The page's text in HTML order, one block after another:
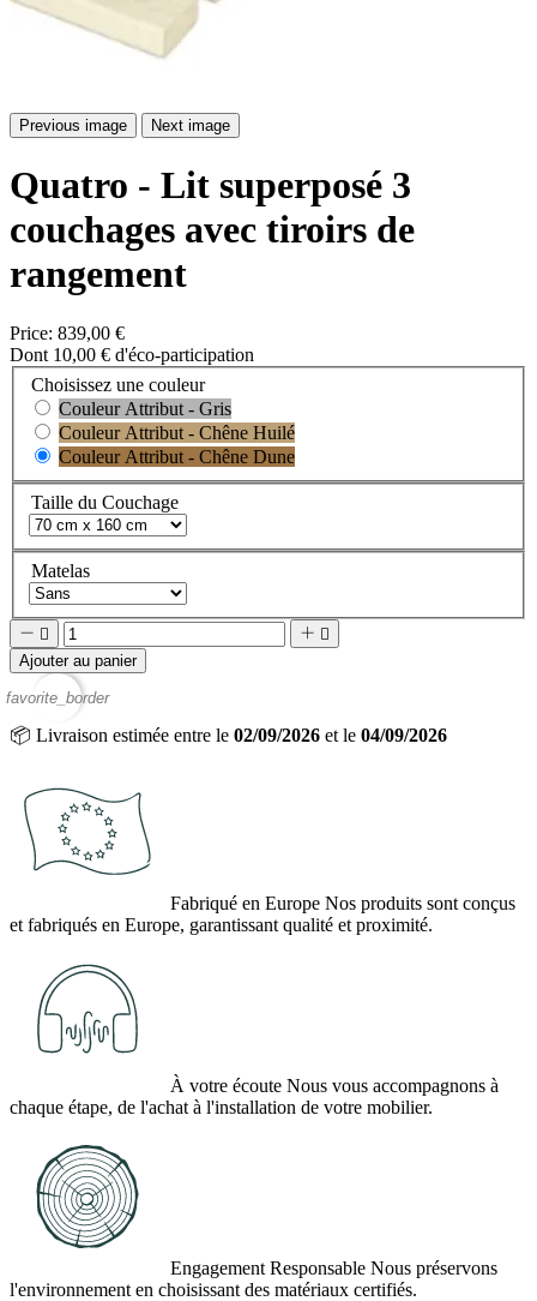
Previous image Next image
Quatro - Lit superposé 3
couchages avec tiroirs de
rangement
Price: 839,00 €
Dont 10,00 € d'éco-participation
Choisissez une couleur
Couleur Attribut - Gris
Couleur Attribut - Chêne Huilé
Couleur Attribut - Chêne Dune
Taille du Couchage
Matelas
   
Ajouter au panier
favorite_border
📦 Livraison estimée entre le 02/09/2026 et le 04/09/2026
Fabriqué en Europe Nos produits sont conçus
et fabriqués en Europe, garantissant qualité et proximité.
À votre écoute Nous vous accompagnons à
chaque étape, de l'achat à l'installation de votre mobilier.
Engagement Responsable Nous préservons
l'environnement en choisissant des matériaux certifiés.